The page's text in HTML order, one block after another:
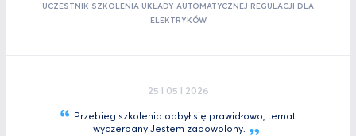
UCZESTNIK SZKOLENIA UKŁADY AUTOMATYCZNEJ REGULACJI DLA
ELEKTRYKÓW
25 I 05 I 2026
Przebieg szkolenia odbył się prawidłowo, temat
wyczerpany.Jestem zadowolony.